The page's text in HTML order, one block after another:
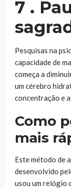
7 .
Pesquisas na
capacidade de
começa a
um cérebro
concentração e
Como
mais
Este método de
desenvolvido
usou um relógio